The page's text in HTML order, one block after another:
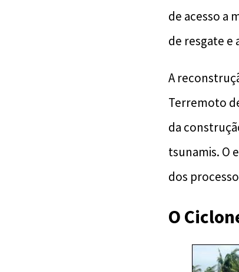
de acesso a
de resgate e
A
Terremoto
da
tsunamis. O
dos
O